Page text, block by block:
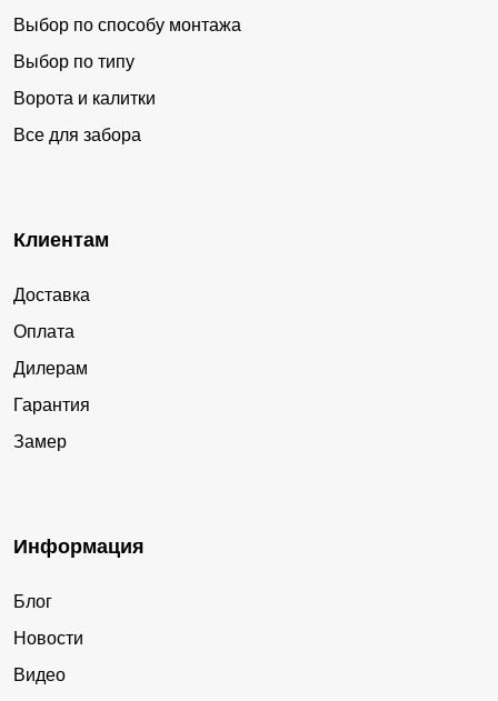
Выбор по способу монтажа
Выбор по типу
Ворота и калитки
Все для забора
Клиентам
Доставка
Оплата
Дилерам
Гарантия
Замер
Информация
Блог
Новости
Видео